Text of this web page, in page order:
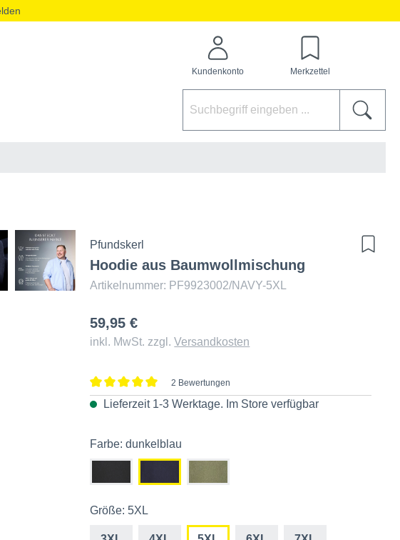
Kundenkonto Merkzettel
Pfundskerl
Hoodie aus Baumwollmischung
Artikelnummer: PF9923002/NAVY-5XL
59,95 €
inkl. MwSt. zzgl.Versandkosten
Durchschnittliche Bewertung von 5 von 5 Sternen
2 Bewertungen
Lieferzeit 1-3 Werktage. Im Store verfügbar
Farbe: dunkelblau
Größe: 5XL